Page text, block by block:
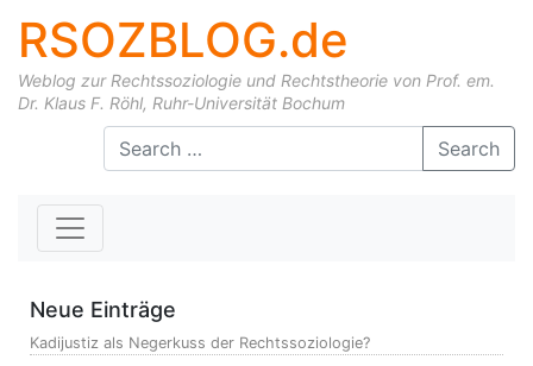
RSOZBLOG.de
Weblog zur Rechtssoziologie und Rechtstheorie von Prof. em.
Dr. Klaus F. Röhl, Ruhr-Universität Bochum
Skip to content Search
Neue Einträge
Kadijustiz als Negerkuss der Rechtssoziologie?